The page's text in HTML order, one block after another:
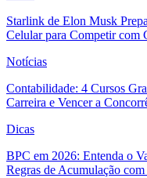
Starlink de Elon Musk
Celular para Competir com
Notícias
Contabilidade: 4 Cursos
Carreira e Vencer a
Dicas
BPC em 2026: Entenda o
Regras de Acumulação